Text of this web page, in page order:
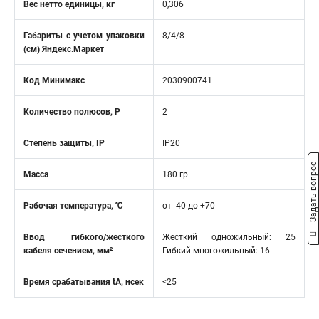
Вес нетто единицы, кг 0,306
Габариты с учетом упаковки
(см) Яндекс.Маркет
8/4/8
Код Минимакс 2030900741
Количество полюсов, Р 2
Степень защиты, IP IP20
Масса 180 гр.
Рабочая температура, ℃ от -40 до +70
Ввод гибкого/жесткого
кабеля сечением, мм²
Жесткий одножильный: 25
Гибкий многожильный: 16
Время срабатывания tA, нсек <25
Задать вопрос